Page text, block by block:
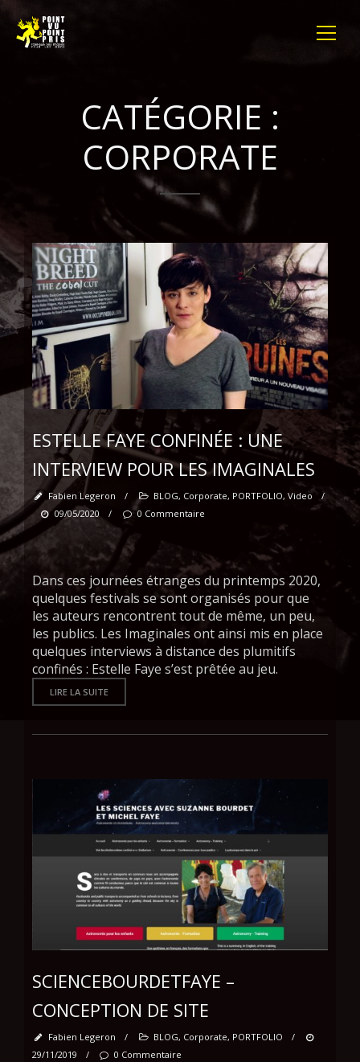
CATÉGORIE :
CORPORATE
ESTELLE FAYE CONFINÉE : UNE
INTERVIEW POUR LES IMAGINALES
Fabien Legeron / BLOG, Corporate, PORTFOLIO, Video
/
09/05/2020
/ 0 Commentaire
Dans ces journées étranges du printemps 2020,
quelques festivals se sont organisés pour que
les auteurs rencontrent tout de même, un peu,
les publics. Les Imaginales ont ainsi mis en place
quelques interviews à distance des plumitifs
confinés : Estelle Faye s’est prêtée au jeu.
LIRE LA SUITE
SCIENCEBOURDETFAYE –
CONCEPTION DE SITE
Fabien Legeron / BLOG, Corporate, PORTFOLIO
/
29/11/2019
/ 0 Commentaire